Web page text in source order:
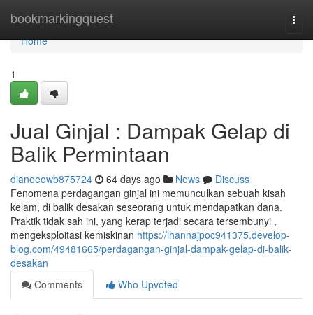
bookmarkingquest
Home
Home
1
Jual Ginjal : Dampak Gelap di
Balik Permintaan
dianeeowb875724 64 days ago News
Discuss
Fenomena perdagangan ginjal ini memunculkan sebuah kisah
kelam, di balik desakan seseorang untuk mendapatkan dana.
Praktik tidak sah ini, yang kerap terjadi secara tersembunyi ,
mengeksploitasi kemiskinan https://ihannajpoc941375.develop-
blog.com/49481665/perdagangan-ginjal-dampak-gelap-di-balik-
desakan
Comments
Who Upvoted